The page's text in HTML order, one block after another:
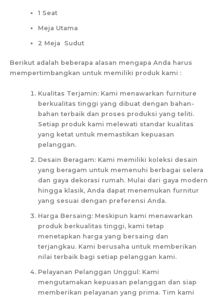
1 Seat
Meja Utama
2 Meja Sudut
Berikut adalah beberapa alasan mengapa Anda harus
mempertimbangkan untuk memiliki produk kami :
Kualitas Terjamin: Kami menawarkan furniture
berkualitas tinggi yang dibuat dengan bahan-
bahan terbaik dan proses produksi yang teliti.
Setiap produk kami melewati standar kualitas
yang ketat untuk memastikan kepuasan
pelanggan.
Desain Beragam: Kami memiliki koleksi desain
yang beragam untuk memenuhi berbagai selera
dan gaya dekorasi rumah. Mulai dari gaya modern
hingga klasik, Anda dapat menemukan furnitur
yang sesuai dengan preferensi Anda.
Harga Bersaing: Meskipun kami menawarkan
produk berkualitas tinggi, kami tetap
menetapkan harga yang bersaing dan
terjangkau. Kami berusaha untuk memberikan
nilai terbaik bagi setiap pelanggan kami.
Pelayanan Pelanggan Unggul: Kami
mengutamakan kepuasan pelanggan dan siap
memberikan pelayanan yang prima. Tim kami